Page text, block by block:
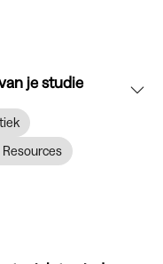
je studie
Resources